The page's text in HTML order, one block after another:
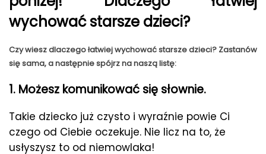
wychować starsze dzieci?
Czy wiesz dlaczego łatwiej wychować starsze dzieci? Zastanów
się sama, a następnie spójrz na naszą listę:
1. Możesz komunikować się słownie.
Takie dziecko już czysto i wyraźnie powie Ci
czego od Ciebie oczekuje. Nie licz na to, że
usłyszysz to od niemowlaka!